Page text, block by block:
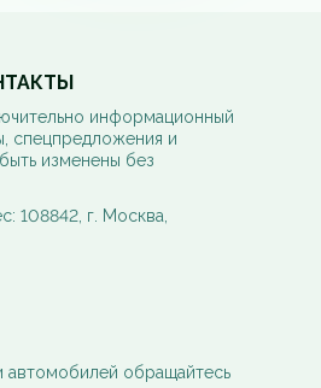
информационный
спецпредложения и
изменены без
г. Москва,
автомобилей обращайтесь